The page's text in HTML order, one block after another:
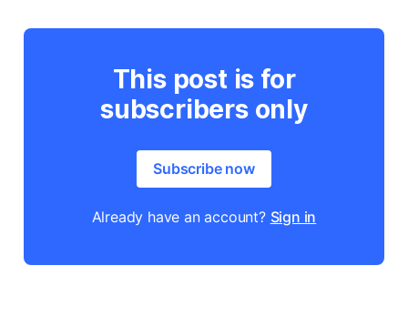
This post is for
subscribers only
Subscribe now
Already have an account? Sign in